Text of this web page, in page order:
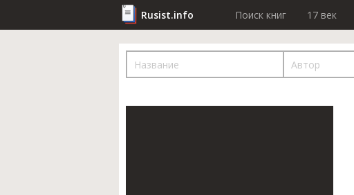
Rusist.info Поиск книг 17 век